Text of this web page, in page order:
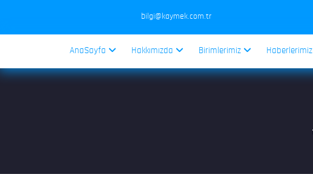
bilgi@kaymek.com.tr
AnaSayfa Hakkımızda Birimlerimiz Haberlerimiz